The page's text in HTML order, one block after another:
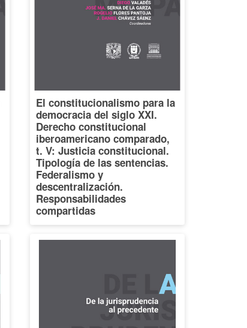
El constitucionalismo para la
democracia del siglo XXI.
Derecho constitucional
iberoamericano comparado,
t. V: Justicia constitucional.
Tipología de las sentencias.
Federalismo y
descentralización.
Responsabilidades
compartidas